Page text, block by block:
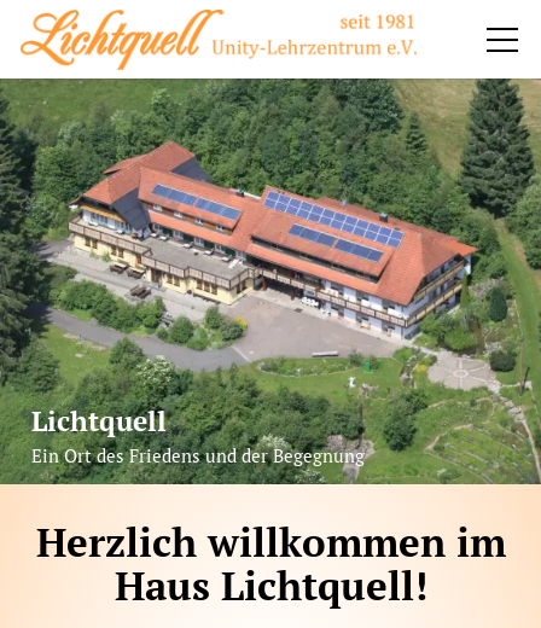
Impuls
Impressionen
Seminare
Verein
Spende
Preise
Bajram Leka
Lichtquell
Ein Ort des Friedens und der Begegnung
Herzlich willkommen im
Haus Lichtquell!